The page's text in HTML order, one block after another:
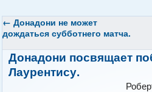
← Донадони не может
дождаться субботнего матча.
Донадони посвящает
Лаурентису.